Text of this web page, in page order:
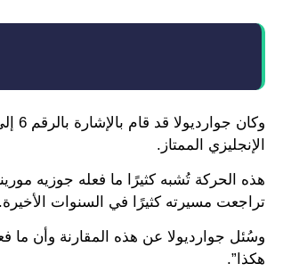
الإنجليزي الممتاز.
هذه الحركة تُشبه كثيرًا ما فعله جوزيه
تراجعت مسيرته كثيرًا في السنوات الأخيرة.
وسُئل جوارديولا عن هذه المقارنة وأن ما
هكذا”.